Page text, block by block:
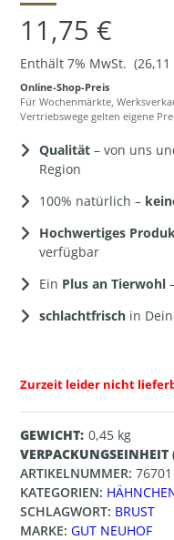
11,75€
Enthält 7% MwSt. (26,11
Online-Shop-Preis
Für Wochenmärkte,
Vertriebswege gelten eigene
Qualität – von uns
Region
100% natürlich –
Hochwertiges
verfügbar
Ein Plus an Tierwohl
schlachtfrisch in
Zurzeit leider nicht
GEWICHT 0,45 kg
VERPACKUNGSEINHEIT
ARTIKELNUMMER: 76701
KATEGORIEN:
SCHLAGWORT: BRUST
MARKE:GUT NEUHOF